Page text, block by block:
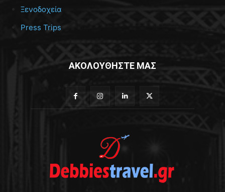
Ξενοδοχεία
Press Trips
ΑΚΟΛΟΥΘΗΣΤΕ ΜΑΣ